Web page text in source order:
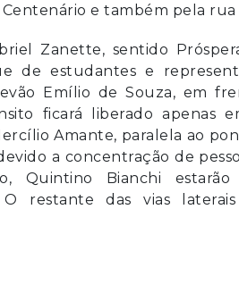
e também pela rua
Zanette, sentido
de estudantes e
Emílio de Souza, em
ficará liberado apenas
Amante, paralela ao
a concentração de
Quintino Bianchi
restante das vias